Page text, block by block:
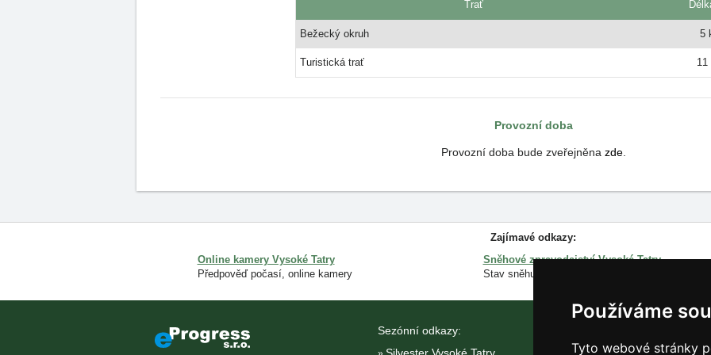
Používáme
Tyto webové stránky
Trať
Bežecký okruh 5
Turistická trať 11
Provozní doba
Provozní doba bude zveřejněna zde.
Zajímavé odkazy:
Online kamery Vysoké Tatry
Předpověď počasí, online kamery
Sněhové zpravodajství Vysoké Tatry
Stav sněhu v lyžařských střediscích
Sezónní odkazy: